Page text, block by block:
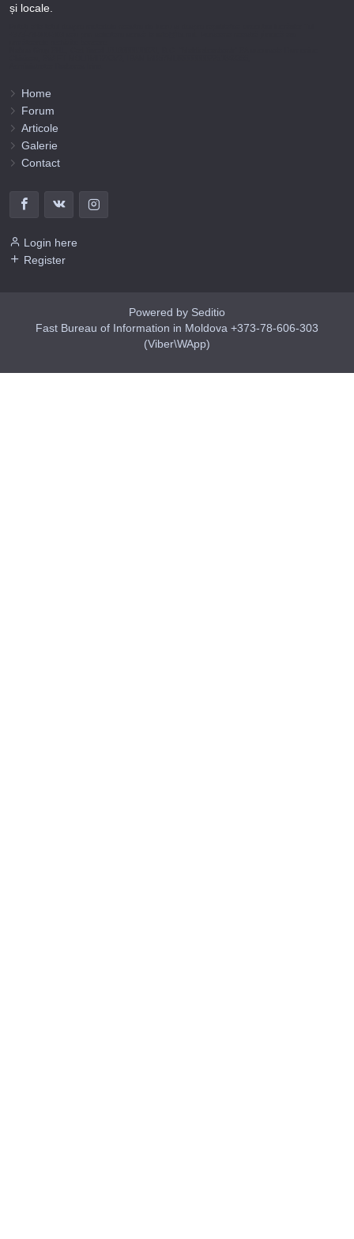
și locale.
Home
Forum
Articole
Galerie
Contact
Login here
Register
Powered by Seditio
Fast Bureau of Information in Moldova +373-78-606-303
(Viber\WApp)